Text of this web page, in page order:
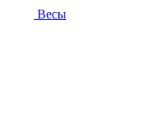
Весы